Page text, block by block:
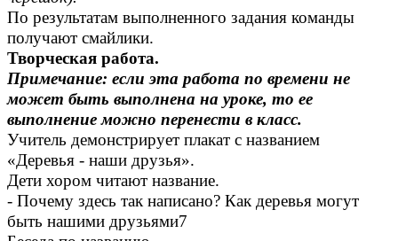
По результатам выполненного задания команды
получают смайлики.
Творческая работа.
Примечание: если эта работа по времени не
может быть выполнена на уроке, то ее
выполнение можно перенести в класс.
Учитель демонстрирует плакат с названием
«Деревья - наши друзья».
Дети хором читают название.
- Почему здесь так написано? Как деревья могут
быть нашими друзьями7